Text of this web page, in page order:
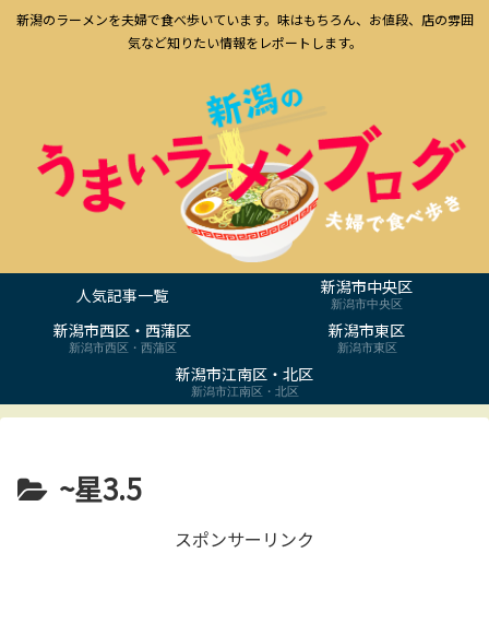
新潟のラーメンを夫婦で食べ歩いています。味はもちろん、お値段、店の雰囲
気など知りたい情報をレポートします。
人気記事一覧 新潟市中央区
新潟市中央区
新潟市西区・西蒲区
新潟市西区・西蒲区
新潟市東区
新潟市東区
新潟市江南区・北区
新潟市江南区・北区
~星3.5
スポンサーリンク